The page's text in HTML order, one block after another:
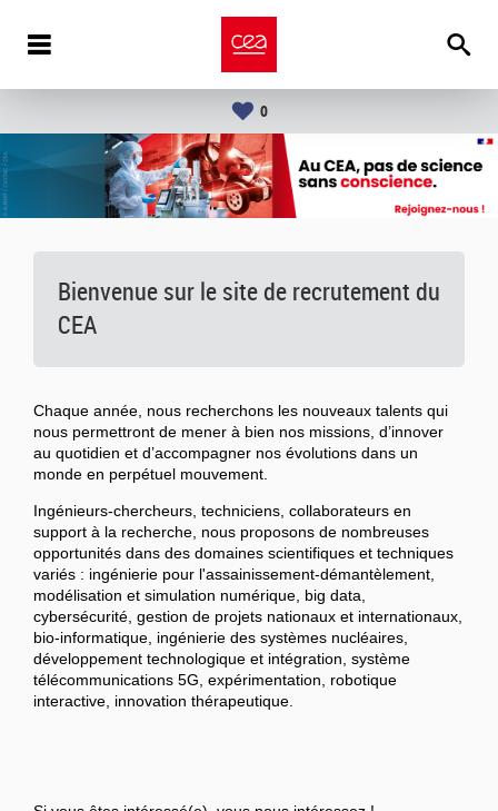
0
Bienvenue sur le site de recrutement du
CEA
Chaque année, nous recherchons les nouveaux talents qui
nous permettront de mener à bien nos missions, d’innover
au quotidien et d’accompagner nos évolutions dans un
monde en perpétuel mouvement.
Ingénieurs-chercheurs, techniciens, collaborateurs en
support à la recherche, nous proposons de nombreuses
opportunités dans des domaines scientifiques et techniques
variés : ingénierie pour l'assainissement-démantèlement,
modélisation et simulation numérique, big data,
cybersécurité, gestion de projets nationaux et internationaux,
bio-informatique, ingénierie des systèmes nucléaires,
développement technologique et intégration, système
télécommunications 5G, expérimentation, robotique
interactive, innovation thérapeutique.